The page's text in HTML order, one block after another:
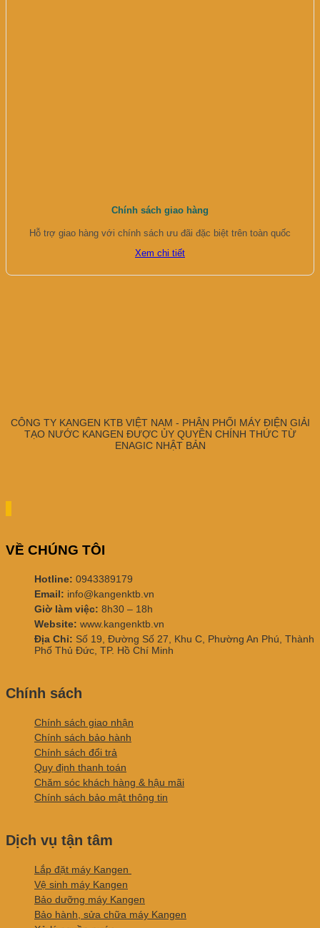
Chính sách giao hàng
Hỗ trợ giao hàng với chính sách ưu đãi đặc biệt trên toàn quốc
Xem chi tiết
CÔNG TY KANGEN KTB VIỆT NAM - PHÂN PHỐI MÁY ĐIỆN GIẢI
TẠO NƯỚC KANGEN ĐƯỢC ỦY QUYỀN CHÍNH THỨC TỪ
ENAGIC NHẬT BẢN
VỀ CHÚNG TÔI
Hotline: 0943389179
Email: info@kangenktb.vn
Giờ làm việc: 8h30 – 18h
Website: www.kangenktb.vn
Địa Chỉ: Số 19, Đường Số 27, Khu C, Phường An Phú, Thành
Phố Thủ Đức, TP. Hồ Chí Minh
Chính sách
Chính sách giao nhận
Chính sách bảo hành
Chính sách đổi trả
Quy định thanh toán
Chăm sóc khách hàng & hậu mãi
Chính sách bảo mật thông tin
Dịch vụ tận tâm
Lắp đặt máy Kangen
Vệ sinh máy Kangen
Bảo dưỡng máy Kangen
Bảo hành, sửa chữa máy Kangen